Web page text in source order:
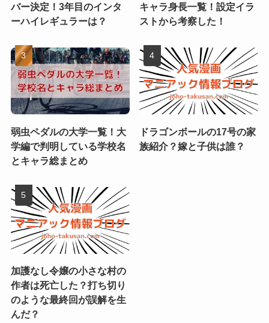
バー決定！3年目のインタ
ーハイレギュラーは？
キャラ身長一覧！設定イラ
ストから考察した！
弱虫ペダルの大学一覧！大
学編で判明している学校名
とキャラ総まとめ
ドラゴンボールの17号の家
族紹介？嫁と子供は誰？
加護なし令嬢の小さな村の
作者は死亡した？打ち切り
のような最終回が誤解を生
んだ？